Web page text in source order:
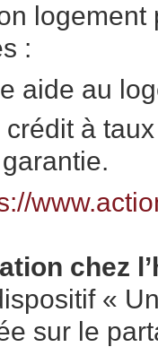
logement
:
aide au
crédit à
chez
«
sur le